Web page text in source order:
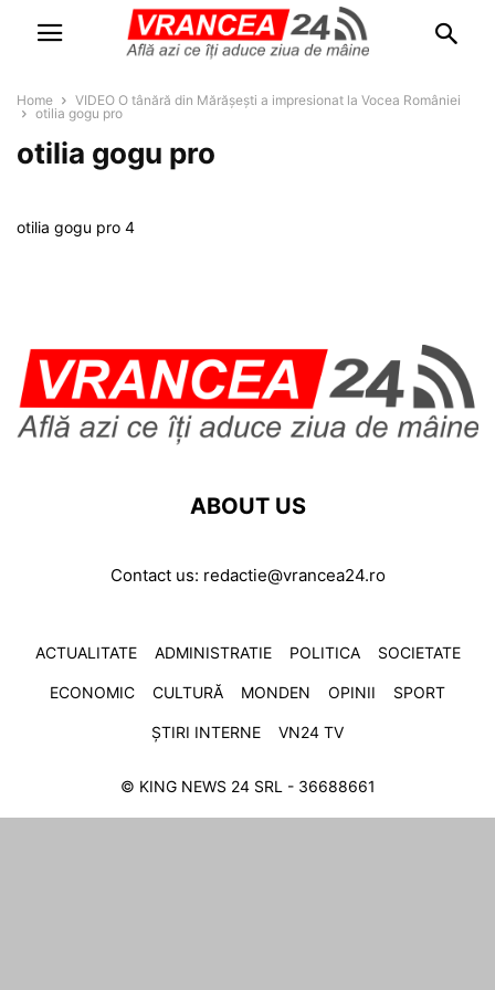
Home
VIDEO O tânără din Mărășești a impresionat la Vocea României
otilia gogu pro
otilia gogu pro
otilia gogu pro 4
ABOUT US
Contact us: redactie@vrancea24.ro
ACTUALITATE ADMINISTRATIE POLITICA SOCIETATE
ECONOMIC CULTURĂ MONDEN OPINII SPORT
ȘTIRI INTERNE VN24 TV
© KING NEWS 24 SRL - 36688661